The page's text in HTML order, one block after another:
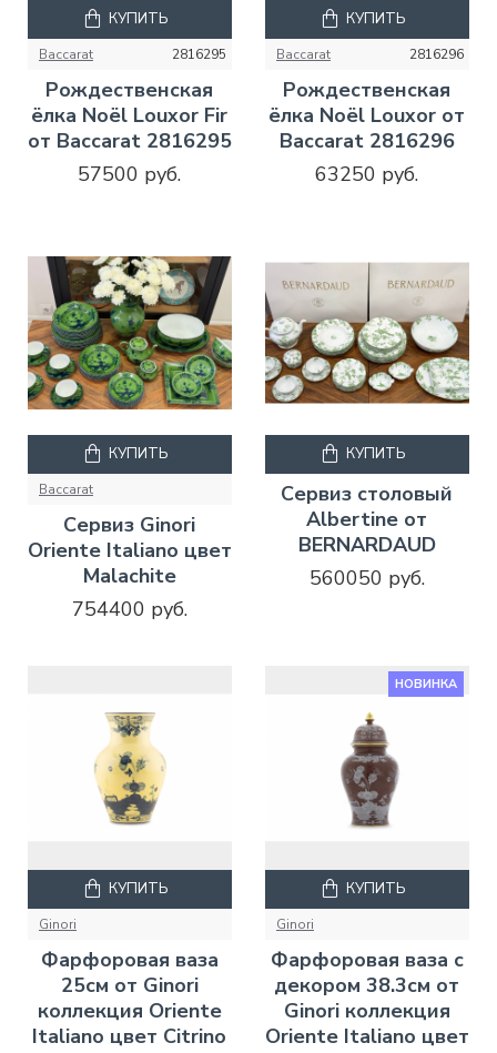
Baccarat 2816295
Рождественская
ёлка Noël Louxor Fir
от Baccarat 2816295
57500 руб.
КУПИТЬ
Baccarat 2816296
Рождественская
ёлка Noël Louxor от
Baccarat 2816296
63250 руб.
КУПИТЬ
Baccarat
Сервиз Ginori
Oriente Italiano цвет
Malachite
754400 руб.
КУПИТЬ
Сервиз столовый
Albertine от
BERNARDAUD
560050 руб.
КУПИТЬ
Ginori
Фарфоровая ваза
25см от Ginori
коллекция Oriente
Italiano цвет Citrino
КУПИТЬ
НОВИНКА
Ginori
Фарфоровая ваза с
декором 38.3см от
Ginori коллекция
Oriente Italiano цвет
КУПИТЬ